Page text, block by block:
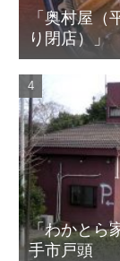
「奥村屋
り閉店）
「わかと
手市戸頭